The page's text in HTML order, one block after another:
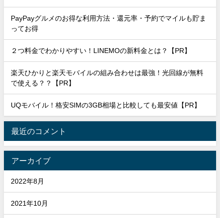
PayPayグルメのお得な利用方法・還元率・予約でマイルも貯ま
ってお得
２つ料金でわかりやすい！LINEMOの新料金とは？【PR】
楽天ひかりと楽天モバイルの組み合わせは最強！光回線が無料
で使える？？【PR】
UQモバイル！格安SIMの3GB相場と比較しても最安値【PR】
最近のコメント
アーカイブ
2022年8月
2021年10月